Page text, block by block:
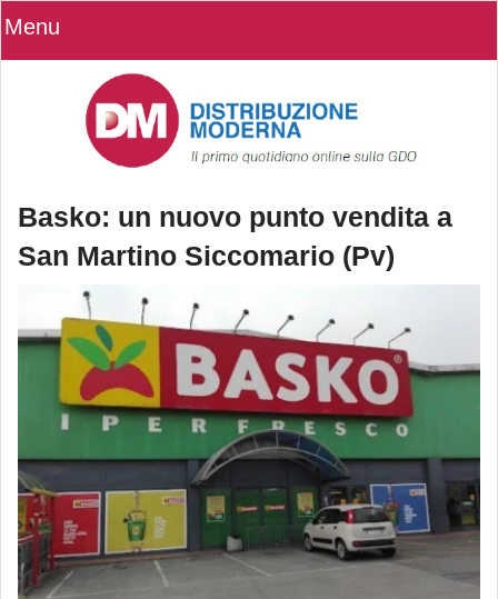
Menu
Basko: un nuovo punto vendita a
San Martino Siccomario (Pv)